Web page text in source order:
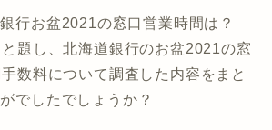
行お盆2021の窓口営業時間は？
題し、北海道銀行のお盆2021の窓
数料について調査した内容をまと
でしたでしょうか？